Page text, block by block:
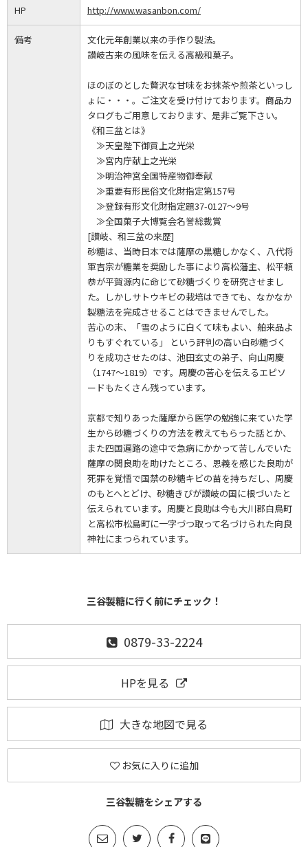
HP http://www.wasanbon.com/
備考
文化元年創業以来の手作り製法。
讃岐古来の風味を伝える高級和菓子。
ほのぼのとした贅沢な甘味をお抹茶や煎茶といっし
ょに・・・。ご注文を受け付けております。商品カ
タログもご用意しております、是非ご覧下さい。
《和三盆とは》
≫天皇陛下御買上之光栄
≫宮内庁献上之光栄
≫明治神宮全国特産物御奉献
≫重要有形民俗文化財指定第157号
≫登録有形文化財指定題37-0127～9号
≫全国菓子大博覧会名誉総裁賞
[讃岐、和三盆の来歴]
砂糖は、当時日本では薩摩の黒糖しかなく、八代将
軍吉宗が糖業を奨励した事により高松藩主、松平頼
恭が平賀源内に命じて砂糖づくりを研究させまし
た。しかしサトウキビの栽培はできても、なかなか
製糖法を完成させることはできませんでした。
苦心の末、「雪のように白くて味もよい、舶来品よ
りもすぐれている」 という評判の高い白砂糖づく
りを成功させたのは、池田玄丈の弟子、向山周慶
（1747～1819）です。周慶の苦心を伝えるエピソ
ードもたくさん残っています。
京都で知りあった薩摩から医学の勉強に来ていた学
生から砂糖づくりの方法を教えてもらった話とか、
また四国遍路の途中で急病にかかって苦しんでいた
薩摩の関良助を助けたところ、恩義を感じた良助が
死罪を覚悟で国禁の砂糖キビの苗を持ちだし、周慶
のもとへとどけ、砂糖きびが讃岐の国に根づいたと
伝えられています。周慶と良助は今も大川郡白鳥町
と高松市松島町に一字づつ取って名づけられた向良
神社にまつられています。
三谷製糖に行く前にチェック！
0879-33-2224
HPを見る
大きな地図で見る
お気に入りに追加
三谷製糖をシェアする